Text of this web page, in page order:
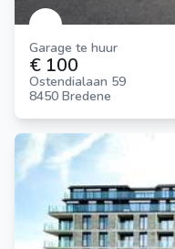
Garage te huur
€ 100
Ostendialaan 59
8450 Bredene